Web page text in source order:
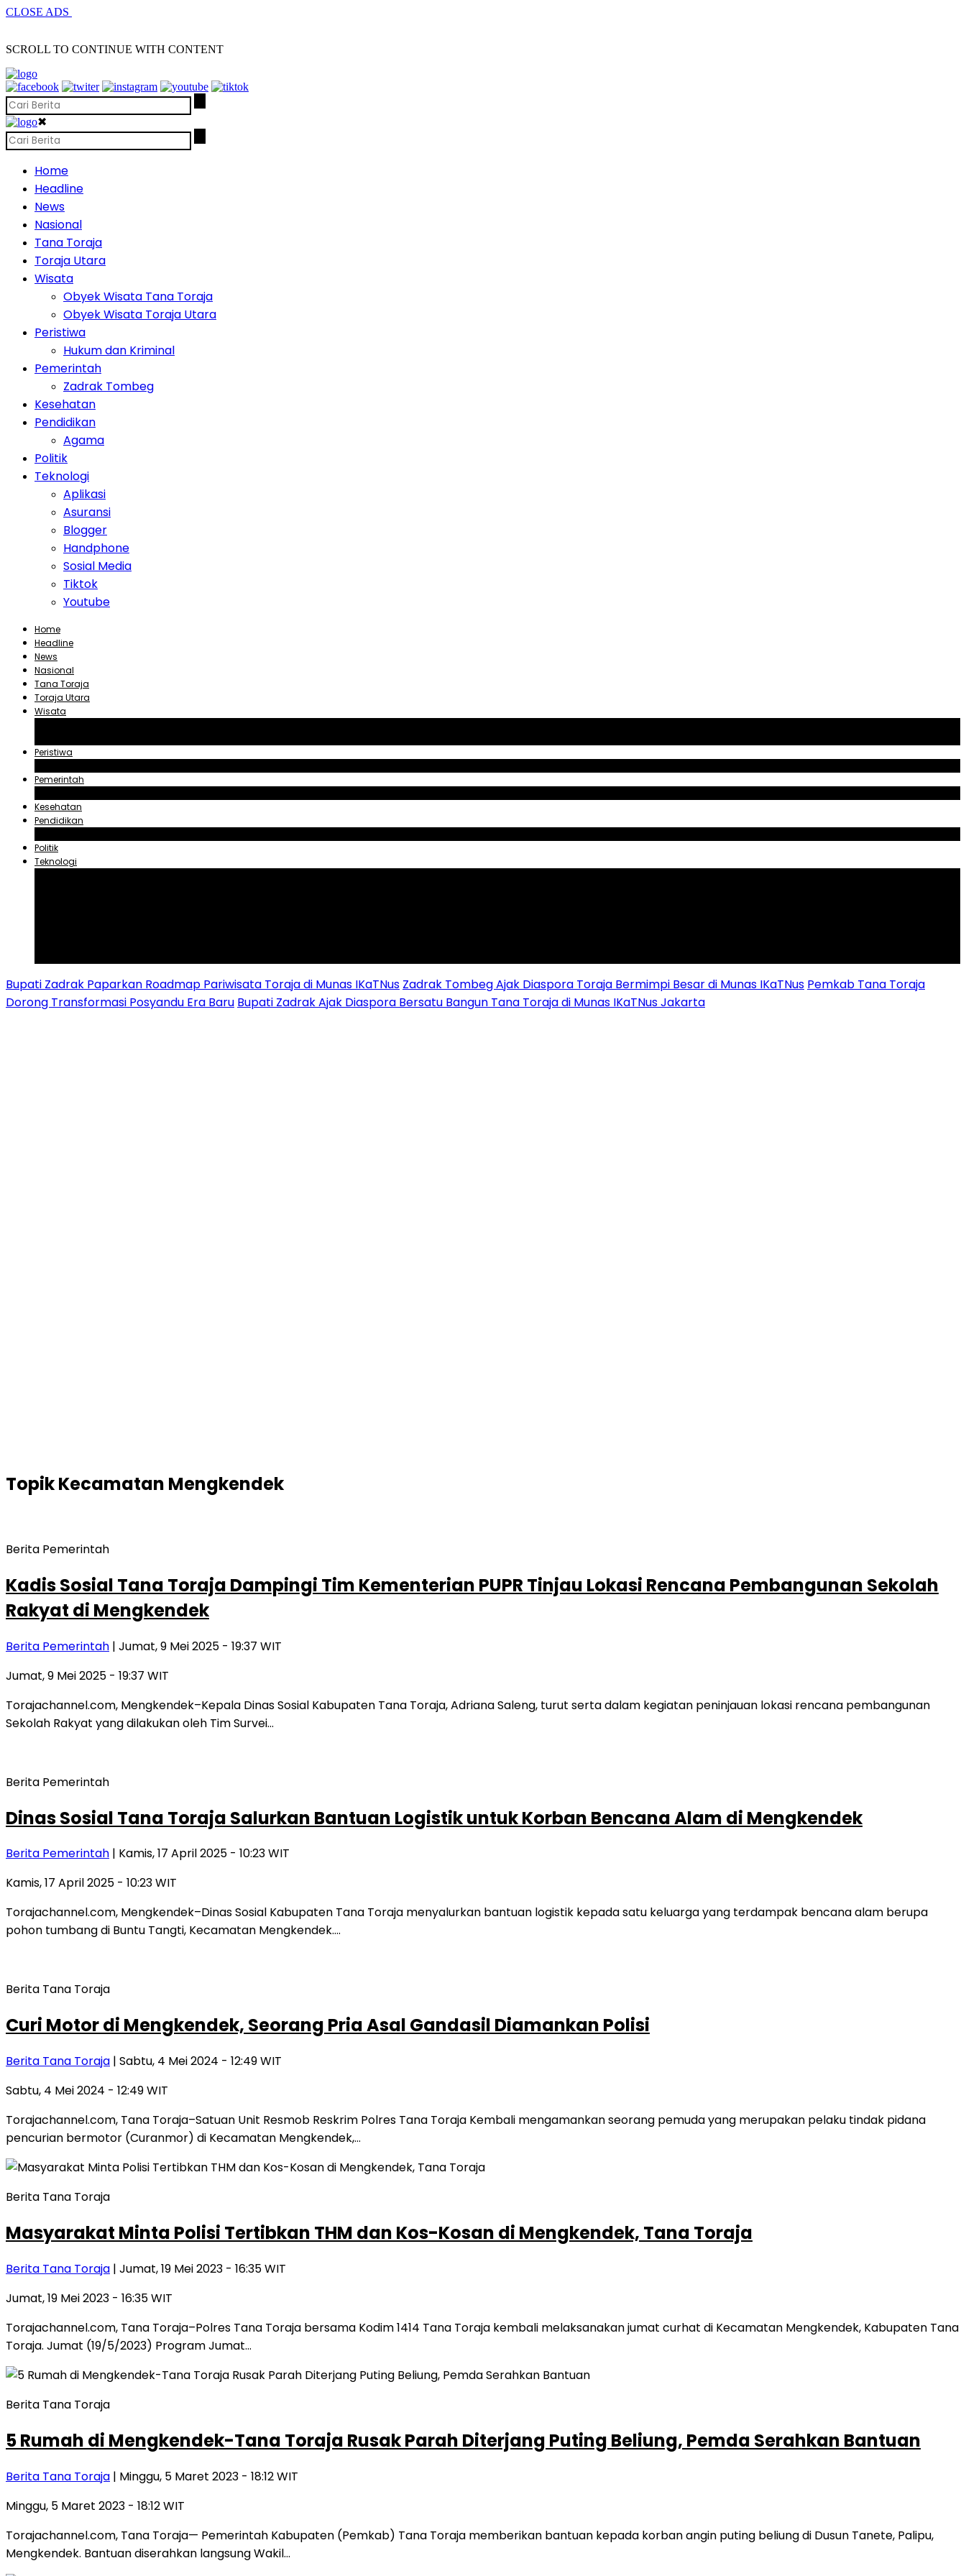
CLOSE ADS
SCROLL TO CONTINUE WITH CONTENT
✖
Home
Headline
News
Nasional
Tana Toraja
Toraja Utara
Wisata
Obyek Wisata Tana Toraja
Obyek Wisata Toraja Utara
Peristiwa
Hukum dan Kriminal
Pemerintah
Zadrak Tombeg
Kesehatan
Pendidikan
Agama
Politik
Teknologi
Aplikasi
Asuransi
Blogger
Handphone
Sosial Media
Tiktok
Youtube
Home
Headline
News
Nasional
Tana Toraja
Toraja Utara
Wisata
Peristiwa
Pemerintah
Kesehatan
Pendidikan
Politik
Teknologi
Bupati Zadrak Paparkan Roadmap Pariwisata Toraja di Munas IKaTNus Zadrak Tombeg Ajak Diaspora Toraja Bermimpi Besar di Munas IKaTNus Pemkab Tana Toraja
Dorong Transformasi Posyandu Era Baru Bupati Zadrak Ajak Diaspora Bersatu Bangun Tana Toraja di Munas IKaTNus Jakarta
TopikKecamatan Mengkendek
Berita Pemerintah
Kadis Sosial Tana Toraja Dampingi Tim Kementerian PUPR Tinjau Lokasi Rencana Pembangunan Sekolah
Rakyat di Mengkendek
Berita Pemerintah | Jumat, 9 Mei 2025 - 19:37 WIT
Jumat, 9 Mei 2025 - 19:37 WIT
Torajachannel.com, Mengkendek–Kepala Dinas Sosial Kabupaten Tana Toraja, Adriana Saleng, turut serta dalam kegiatan peninjauan lokasi rencana pembangunan
Sekolah Rakyat yang dilakukan oleh Tim Survei…
Berita Pemerintah
Dinas Sosial Tana Toraja Salurkan Bantuan Logistik untuk Korban Bencana Alam di Mengkendek
Berita Pemerintah | Kamis, 17 April 2025 - 10:23 WIT
Kamis, 17 April 2025 - 10:23 WIT
Torajachannel.com, Mengkendek–Dinas Sosial Kabupaten Tana Toraja menyalurkan bantuan logistik kepada satu keluarga yang terdampak bencana alam berupa
pohon tumbang di Buntu Tangti, Kecamatan Mengkendek….
Berita Tana Toraja
Curi Motor di Mengkendek, Seorang Pria Asal Gandasil Diamankan Polisi
Berita Tana Toraja | Sabtu, 4 Mei 2024 - 12:49 WIT
Sabtu, 4 Mei 2024 - 12:49 WIT
Torajachannel.com, Tana Toraja–Satuan Unit Resmob Reskrim Polres Tana Toraja Kembali mengamankan seorang pemuda yang merupakan pelaku tindak pidana
pencurian bermotor (Curanmor) di Kecamatan Mengkendek,…
Berita Tana Toraja
Masyarakat Minta Polisi Tertibkan THM dan Kos-Kosan di Mengkendek, Tana Toraja
Berita Tana Toraja | Jumat, 19 Mei 2023 - 16:35 WIT
Jumat, 19 Mei 2023 - 16:35 WIT
Torajachannel.com, Tana Toraja–Polres Tana Toraja bersama Kodim 1414 Tana Toraja kembali melaksanakan jumat curhat di Kecamatan Mengkendek, Kabupaten Tana
Toraja. Jumat (19/5/2023) Program Jumat…
Berita Tana Toraja
5 Rumah di Mengkendek-Tana Toraja Rusak Parah Diterjang Puting Beliung, Pemda Serahkan Bantuan
Berita Tana Toraja | Minggu, 5 Maret 2023 - 18:12 WIT
Minggu, 5 Maret 2023 - 18:12 WIT
Torajachannel.com, Tana Toraja— Pemerintah Kabupaten (Pemkab) Tana Toraja memberikan bantuan kepada korban angin puting beliung di Dusun Tanete, Palipu,
Mengkendek. Bantuan diserahkan langsung Wakil…